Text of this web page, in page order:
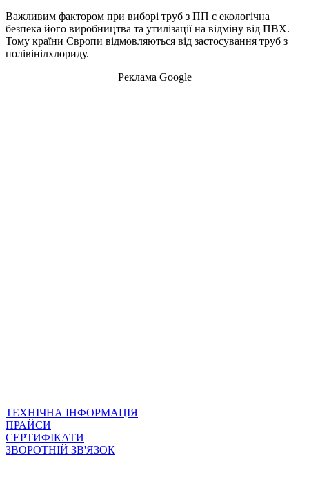
Важливим фактором при виборі труб з ПП є екологічна
безпека його виробництва та утилізації на відміну від ПВХ.
Тому країни Європи відмовляються від застосування труб з
полівінілхлориду.
Реклама Google
ТЕХНІЧНА ІНФОРМАЦІЯ
ПРАЙСИ
СЕРТИФІКАТИ
ЗВОРОТНІЙ ЗВ'ЯЗОК